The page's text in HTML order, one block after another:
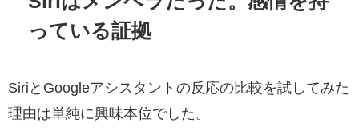
っている証拠
SiriとGoogleアシスタントの反応の比較を試してみた
理由は単純に興味本位でした。